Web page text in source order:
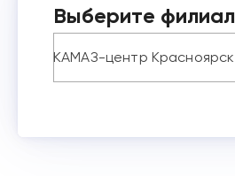
Выберите филиал
КАМАЗ-центр Красноярск